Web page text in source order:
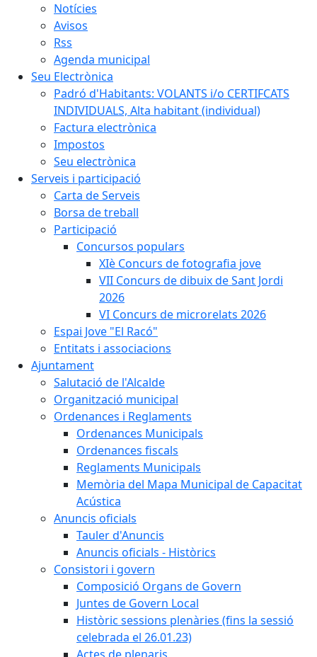
Notícies
Avisos
Rss
Agenda municipal
Seu Electrònica
Padró d'Habitants: VOLANTS i/o CERTIFCATS
INDIVIDUALS, Alta habitant (individual)
Factura electrònica
Impostos
Seu electrònica
Serveis i participació
Carta de Serveis
Borsa de treball
Participació
Concursos populars
XIè Concurs de fotografia jove
VII Concurs de dibuix de Sant Jordi
2026
VI Concurs de microrelats 2026
Espai Jove "El Racó"
Entitats i associacions
Ajuntament
Salutació de l'Alcalde
Organització municipal
Ordenances i Reglaments
Ordenances Municipals
Ordenances fiscals
Reglaments Municipals
Memòria del Mapa Municipal de Capacitat
Acústica
Anuncis oficials
Tauler d'Anuncis
Anuncis oficials - Històrics
Consistori i govern
Composició Organs de Govern
Juntes de Govern Local
Històric sessions plenàries (fins la sessió
celebrada el 26.01.23)